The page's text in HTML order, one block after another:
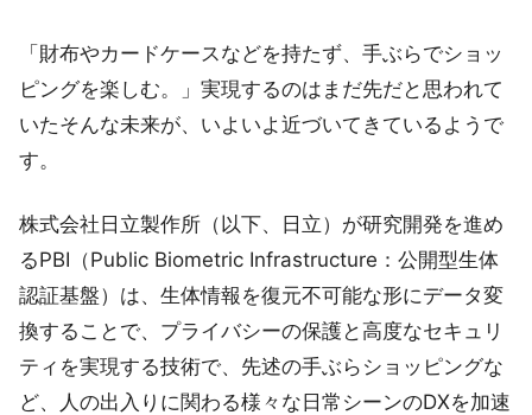
「財布やカードケースなどを持たず、手ぶらでショッ
ピングを楽しむ。」実現するのはまだ先だと思われて
いたそんな未来が、いよいよ近づいてきているようで
す。
株式会社日立製作所（以下、日立）が研究開発を進め
るPBI（Public Biometric Infrastructure：公開型生体
認証基盤）は、生体情報を復元不可能な形にデータ変
換することで、プライバシーの保護と高度なセキュリ
ティを実現する技術で、先述の手ぶらショッピングな
ど、人の出入りに関わる様々な日常シーンのDXを加速